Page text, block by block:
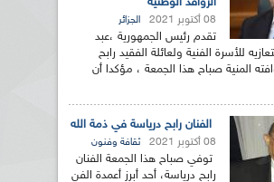
الروافد الوطنية
08 أكتوبر 2021 الجزائر
تقدم رئيس الجمهورية ،عبد
للأسرة الفنية ولعائلة الفقيد رابح
المنية صباح هذا الجمعة ، مؤكدا أن
الفنان رابح درياسة في ذمة الله
08 أكتوبر 2021 ثقافة وفنون
توفي صباح هذا الجمعة الفنان
رابح درياسة، أحد أبرز أعمدة الفن